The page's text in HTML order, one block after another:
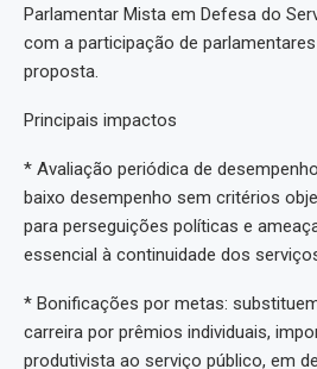
Parlamentar Mista em Defesa do
com a participação de
proposta.
Principais impactos
* Avaliação periódica de
baixo desempenho sem critérios
para perseguições políticas e
essencial à continuidade dos
* Bonificações por metas:
carreira por prêmios individuais,
produtivista ao serviço público, em